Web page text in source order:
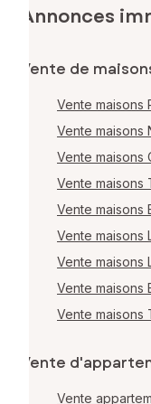
Annonces
Vente de
Vente maisons
Vente maisons
Vente maisons
Vente maisons
Vente maisons
Vente maisons
Vente maisons
Vente maisons
Vente maisons
Vente
Vente